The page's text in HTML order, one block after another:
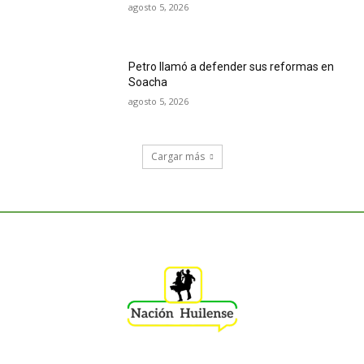
agosto 5, 2026
Petro llamó a defender sus reformas en
Soacha
agosto 5, 2026
Cargar más